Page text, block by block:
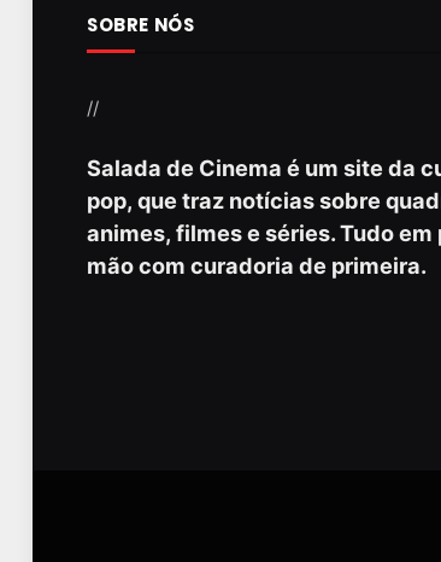
SOBRE NÓS
//
Salada de Cinema é um site da
pop, que traz notícias sobre
animes, filmes e séries. Tudo em
mão com curadoria de primeira.